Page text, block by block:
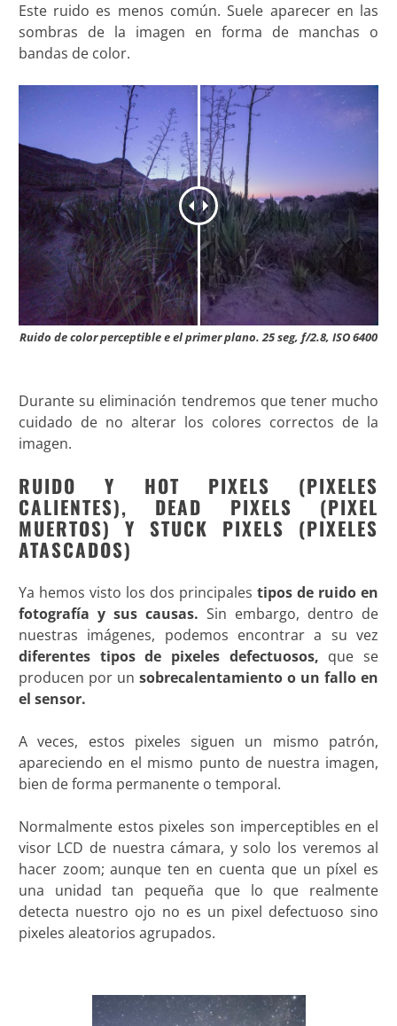
Este ruido es menos común. Suele aparecer en las
sombras de la imagen en forma de manchas o
bandas de color.
Ruido de color perceptible e el primer plano. 25 seg, f/2.8, ISO 6400
Durante su eliminación tendremos que tener mucho
cuidado de no alterar los colores correctos de la
imagen.
RUIDO Y HOT PIXELS (PIXELES
CALIENTES), DEAD PIXELS (PIXEL
MUERTOS) Y STUCK PIXELS (PIXELES
ATASCADOS)
Ya hemos visto los dos principalestipos de ruido en
fotografía y sus causas. Sin embargo, dentro de
nuestras imágenes, podemos encontrar a su vez
diferentes tipos de pixeles defectuosos, que se
producen por un sobrecalentamiento o un fallo en
el sensor.
A veces, estos pixeles siguen un mismo patrón,
apareciendo en el mismo punto de nuestra imagen,
bien de forma permanente o temporal.
Normalmente estos pixeles son imperceptibles en el
visor LCD de nuestra cámara, y solo los veremos al
hacer zoom; aunque ten en cuenta que un píxel es
una unidad tan pequeña que lo que realmente
detecta nuestro ojo no es un pixel defectuoso sino
pixeles aleatorios agrupados.